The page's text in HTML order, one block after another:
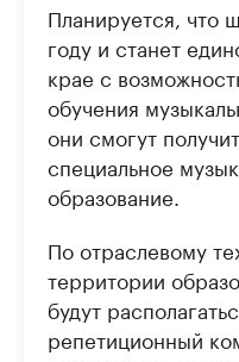
Планируется, что
году и станет
крае с
обучения
они смогут
специальное
образование.
По отраслевому
территории
будут
репетиционный